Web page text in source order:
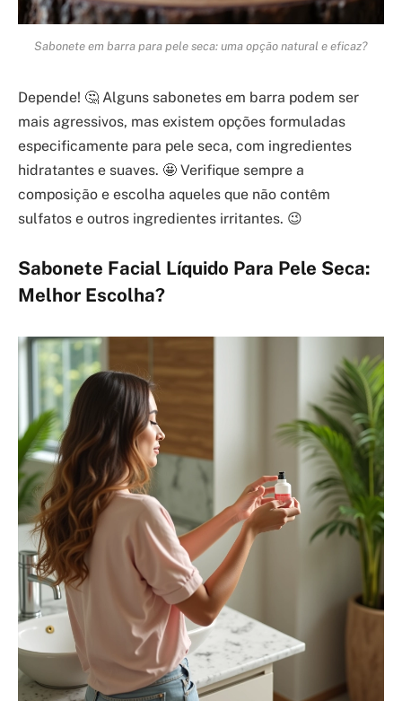
Sabonete em barra para pele seca: uma opção natural e eficaz?
Depende! 🤔 Alguns sabonetes em barra podem ser
mais agressivos, mas existem opções formuladas
especificamente para pele seca, com ingredientes
hidratantes e suaves. 🤩 Verifique sempre a
composição e escolha aqueles que não contêm
sulfatos e outros ingredientes irritantes. 😉
Sabonete Facial Líquido Para Pele Seca:
Melhor Escolha?